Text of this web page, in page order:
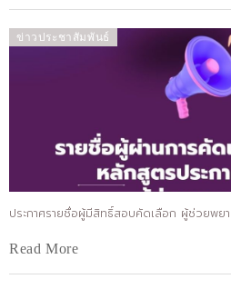
ข่าวประชาสัมพันธ์
ประกาศรายชื่อผู้มีสิทธิ์สอบคัดเลือก ผู้ช่วยพย
Read More